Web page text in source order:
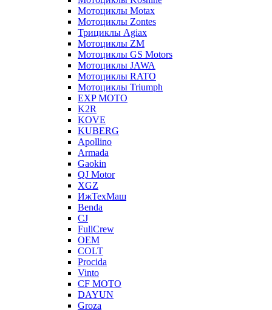
Мотоциклы Motax
Мотоциклы Zontes
Трициклы Agiax
Мотоциклы ZM
Мотоциклы GS Motors
Мотоциклы JAWA
Мотоциклы RATO
Мотоциклы Triumph
EXP MOTO
K2R
KOVE
KUBERG
Apollino
Armada
Gaokin
QJ Motor
XGZ
ИжТехМаш
Benda
CJ
FullCrew
OEM
COLT
Procida
Vinto
CF MOTO
DAYUN
Groza